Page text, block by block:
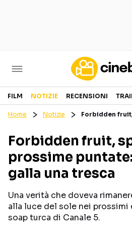
Cinema
GENERI
PERSONAGGI
Categorie
NOTIZIE
FILM NOTIZIE RECENSIONI
Home Notizie Forbidden
Forbidden fruit,
prossime
galla una tresca
Una verità che doveva
alla luce del sole nei prossimi
soap turca di Canale 5.